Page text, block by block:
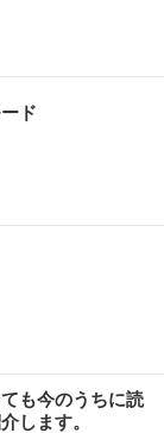
ド
も今のうちに読
します。